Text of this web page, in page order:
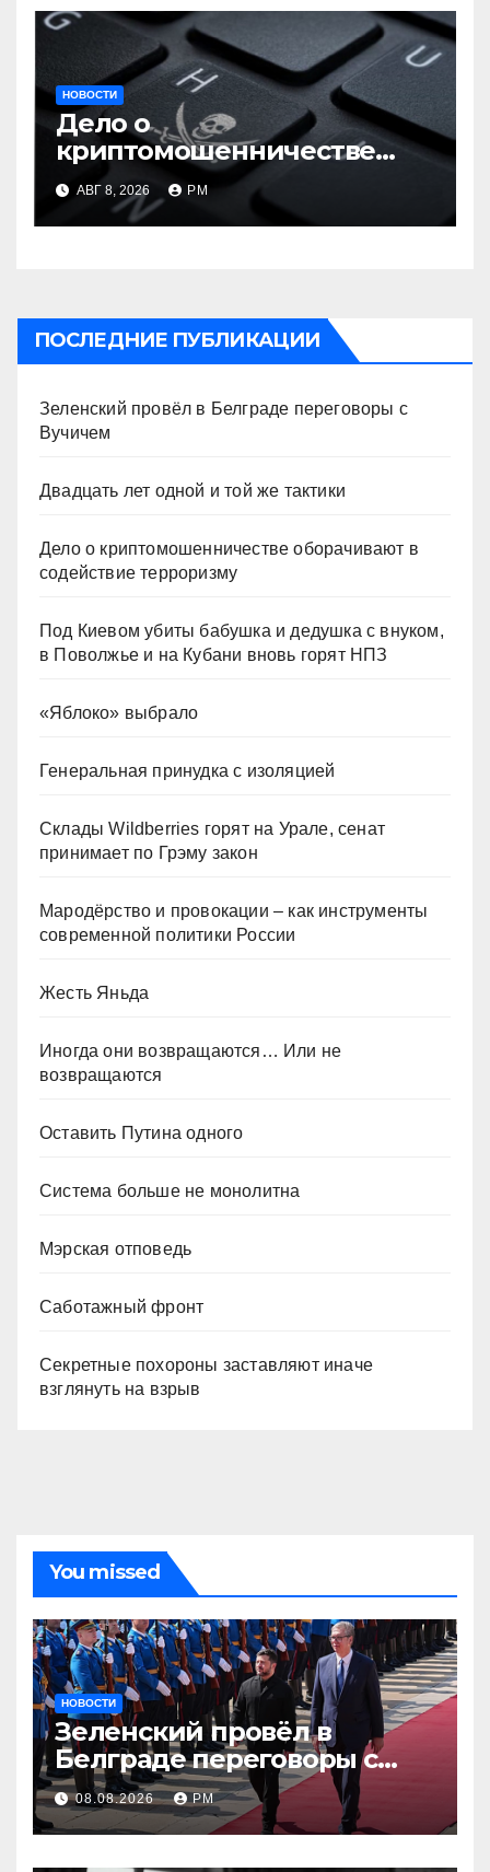
НОВОСТИ
Дело о
криптомошенничестве
оборачивают в содействие
терроризму
АВГ 8, 2026 РМ
ПОСЛЕДНИЕ ПУБЛИКАЦИИ
Зеленский провёл в Белграде переговоры с
Вучичем
Двадцать лет одной и той же тактики
Дело о криптомошенничестве оборачивают в
содействие терроризму
Под Киевом убиты бабушка и дедушка с внуком,
в Поволжье и на Кубани вновь горят НПЗ
«Яблоко» выбрало
Генеральная принудка с изоляцией
Склады Wildberries горят на Урале, сенат
принимает по Грэму закон
Мародёрство и провокации – как инструменты
современной политики России
Жесть Яньда
Иногда они возвращаются… Или не
возвращаются
Оставить Путина одного
Система больше не монолитна
Мэрская отповедь
Саботажный фронт
Секретные похороны заставляют иначе
взглянуть на взрыв
You missed
НОВОСТИ
Зеленский провёл в
Белграде переговоры с
Вучичем
08.08.2026 РМ